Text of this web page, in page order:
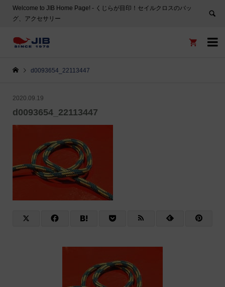
Welcome to JIB Home Page! ‐ くじらが目印！セイルクロスのバッ
グ、アクセサリー


d0093654_22113447
2020.09.19
d0093654_22113447